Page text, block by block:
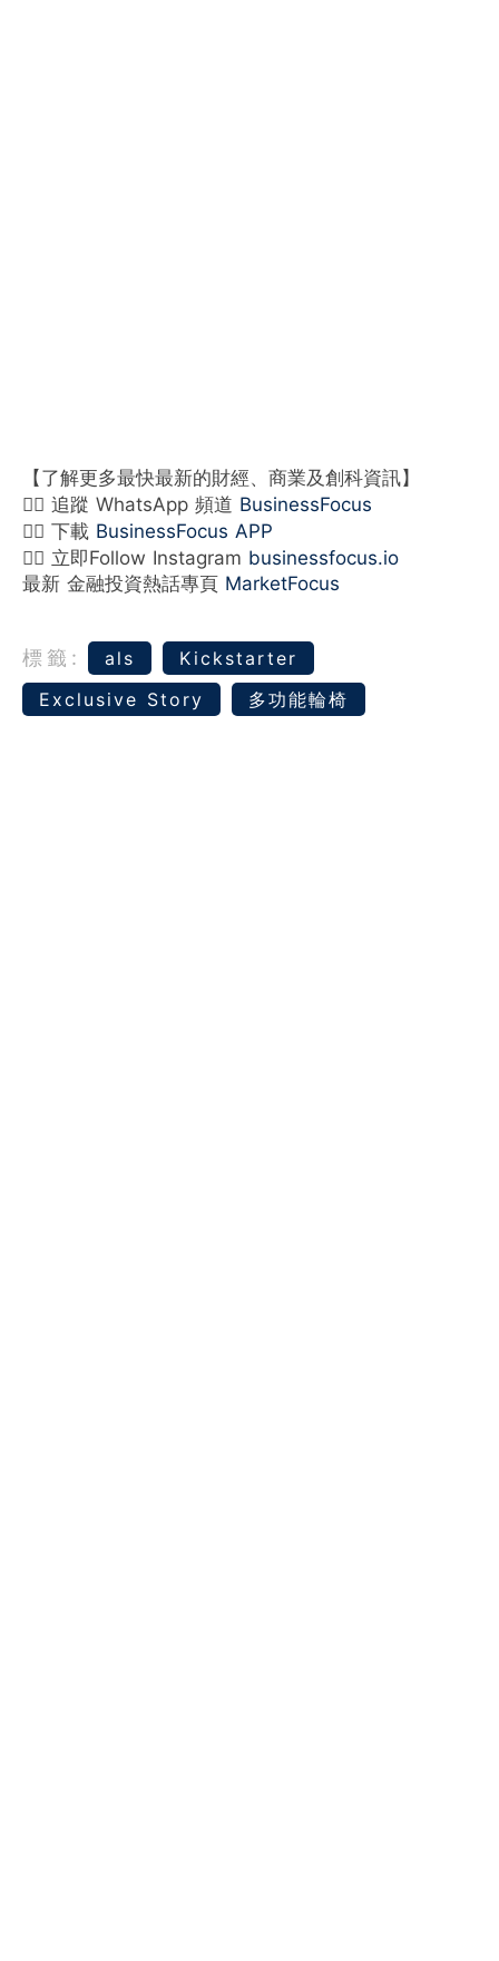
【了解更多最快最新的財經、商業及創科資訊】
👉🏻 追蹤 WhatsApp 頻道 BusinessFocus
👉🏻 下載 BusinessFocus APP
👉🏻 立即Follow Instagram businessfocus.io
最新 金融投資熱話專頁 MarketFocus
標籤: als
Kickstarter
Exclusive Story
多功能輪椅